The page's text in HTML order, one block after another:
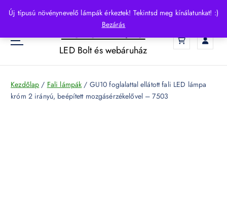
Új típusú növénynevelő lámpák érkeztek! Tekintsd meg kínálatunkat! :)
Bezárás
p
o
HelloLED.hu
LED Bolt és webáruház
Kezdőlap / Fali lámpák / GU10 foglalattal ellátott fali LED lámpa
króm 2 irányú, beépített mozgásérzékelővel – 7503